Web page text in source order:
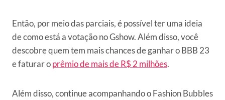
Então, por meio das parciais, é possível ter uma ideia
de como está a votação no Gshow. Além disso, você
descobre quem tem mais chances de ganhar o BBB 23
e faturar oprêmio de mais de R$ 2 milhões.
Além disso, continue acompanhando o Fashion Bubbles